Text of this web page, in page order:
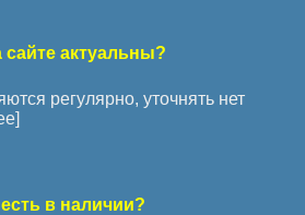
актуальны?
регулярно, уточнять нет
]
в наличии?